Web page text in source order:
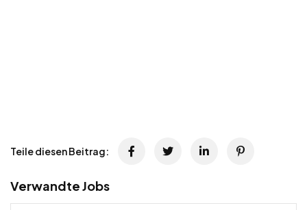
Teile diesen Beitrag:
Verwandte Jobs